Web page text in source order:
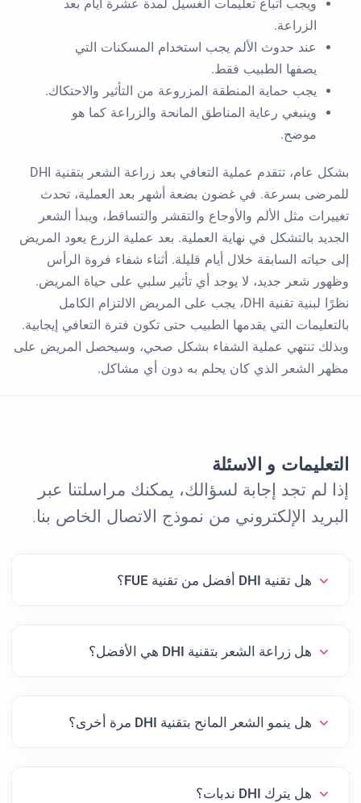
ويجب اتباع تعليمات الغسيل لمدة عشرة أيام بعد
الزراعة.
عند حدوث الألم يجب استخدام المسكنات التي
يصفها الطبيب فقط.
يجب حماية المنطقة المزروعة من التأثير والاحتكاك.
وينبغي رعاية المناطق المانحة والزراعة كما هو
موضح.
بشكل عام، تتقدم عملية التعافي بعد زراعة الشعر بتقنية DHI
للمرضى بسرعة. في غضون بضعة أشهر بعد العملية، تحدث
تغييرات مثل الألم والأوجاع والتقشر والتساقط، ويبدأ الشعر
الجديد بالتشكل في نهاية العملية. بعد عملية الزرع يعود المريض
إلى حياته السابقة خلال أيام قليلة. أثناء شفاء فروة الرأس
وظهور شعر جديد، لا يوجد أي تأثير سلبي على حياة المريض.
نظرًا لبنية تقنية DHI، يجب على المريض الالتزام الكامل
بالتعليمات التي يقدمها الطبيب حتى تكون فترة التعافي إيجابية.
وبذلك تنتهي عملية الشفاء بشكل صحي، وسيحصل المريض على
مظهر الشعر الذي كان يحلم به دون أي مشاكل.
التعليمات و الاسئلة
إذا لم تجد إجابة لسؤالك، يمكنك مراسلتنا عبر
البريد الإلكتروني من نموذج الاتصال الخاص بنا.
هل تقنية DHI أفضل من تقنية FUE؟
هل زراعة الشعر بتقنية DHI هي الأفضل؟
هل ينمو الشعر المانح بتقنية DHI مرة أخرى؟
هل يترك DHI ندبات؟